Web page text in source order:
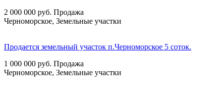
2 000 000 руб. Продажа
Черноморское, Земельные участки
Продается земельный участок п.Черноморское 5 соток.
1 000 000 руб. Продажа
Черноморское, Земельные участки